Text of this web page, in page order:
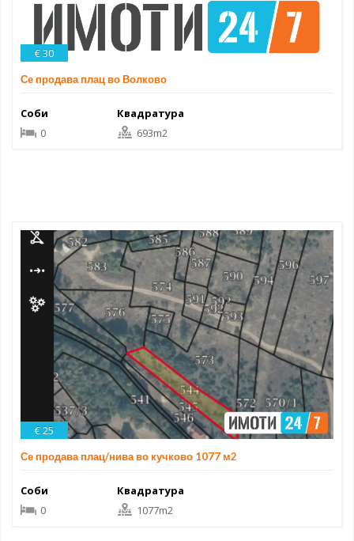
€ 30
Се продава плац во Волково
Соби
0
Квадратура
693m2
€ 25
Се продава плац/нива во кучково 1077 м2
Соби
0
Квадратура
1077m2